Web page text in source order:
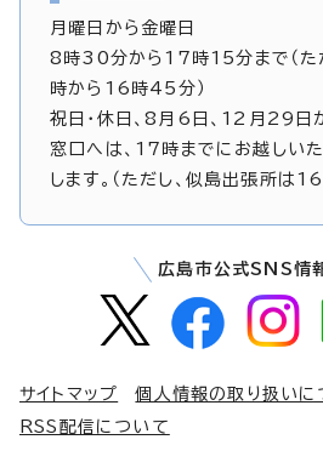
月曜日から金曜日
8時30分から17時15分まで（た
時から16時45分）
祝日・休日、8月6日、12月29日
窓口へは、17時までにお越しい
します。（ただし、似島出張所は
広島市公式SNS情
サイトマップ 個人情報の取り扱いに
RSS配信について